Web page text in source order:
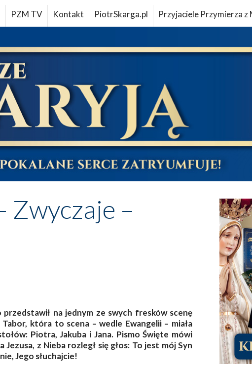
PZM TV Kontakt PiotrSkarga.pl Przyjaciele Przymierza z
Zwyczaje –
na jednym ze swych fresków scenę
która to scena – wedle Ewangelii – miała
Piotra, Jakuba i Jana. Pismo Święte mówi
Jezusa, z Nieba rozległ się głos: To jest mój Syn
Jego słuchajcie!